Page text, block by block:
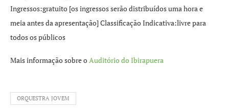
Ingressos:gratuito [os ingressos serão distribuídos uma hora e
meia antes da apresentação] Classificação Indicativa:livre para
todos os públicos
Mais informação sobre oAuditório do Ibirapuera
ORQUESTRA JOVEM